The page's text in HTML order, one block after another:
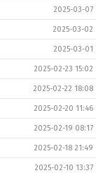
2025-03-07
2025-03-02
2025-03-01
2025-02-23 15:02
2025-02-22 18:08
2025-02-20 11:46
2025-02-19 08:17
2025-02-18 21:49
2025-02-10 13:37